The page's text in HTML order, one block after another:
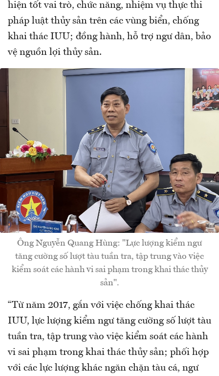
hiện tốt vai trò, chức năng, nhiệm vụ thực thi
pháp luật thủy sản trên các vùng biển, chống
khai thác IUU; đồng hành, hỗ trợ ngư dân, bảo
vệ nguồn lợi thủy sản.
Ông Nguyễn Quang Hùng: "Lực lượng kiểm ngư
tăng cường số lượt tàu tuần tra, tập trung vào việc
kiểm soát các hành vi sai phạm trong khai thác thủy
sản".
“Từ năm 2017, gắn với việc chống khai thác
IUU, lực lượng kiểm ngư tăng cường số lượt tàu
tuần tra, tập trung vào việc kiểm soát các hành
vi sai phạm trong khai thác thủy sản; phối hợp
với các lực lượng khác ngăn chặn tàu cá, ngư